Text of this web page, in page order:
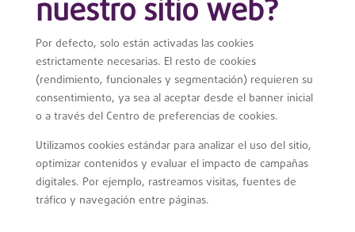
nuestro sitio web?
Por defecto, solo están activadas las cookies
estrictamente necesarias. El resto de cookies
(rendimiento, funcionales y segmentación) requieren su
consentimiento, ya sea al aceptar desde el banner inicial
o a través del Centro de preferencias de cookies.
Utilizamos cookies estándar para analizar el uso del sitio,
optimizar contenidos y evaluar el impacto de campañas
digitales. Por ejemplo, rastreamos visitas, fuentes de
tráfico y navegación entre páginas.